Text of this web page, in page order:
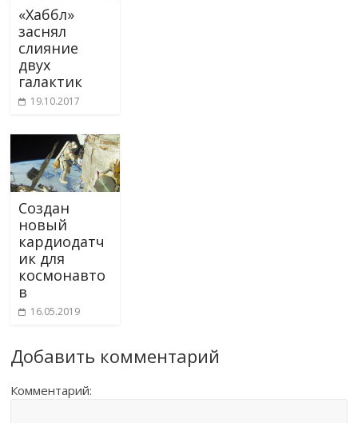
«Хаббл»
заснял
слияние
двух
галактик
19.10.2017
Создан
новый
кардиодатч
ик для
космонавто
в
16.05.2019
Добавить комментарий
Комментарий: